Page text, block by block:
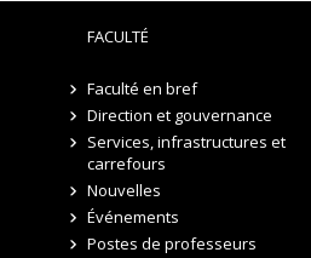
FACULTÉ
Faculté en bref
Direction et gouvernance
Services, infrastructures et
carrefours
Nouvelles
Événements
Postes de professeurs